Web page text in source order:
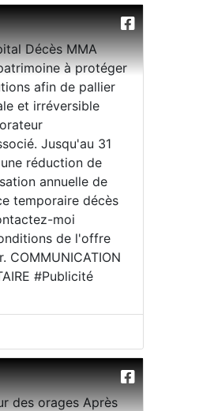
Décès MMA
à protéger
afin de pallier
et irréversible
Jusqu'au 31
réduction de
annuelle de
temporaire décès
moi
de l'offre
COMMUNICATION
#Publicité
des orages Après